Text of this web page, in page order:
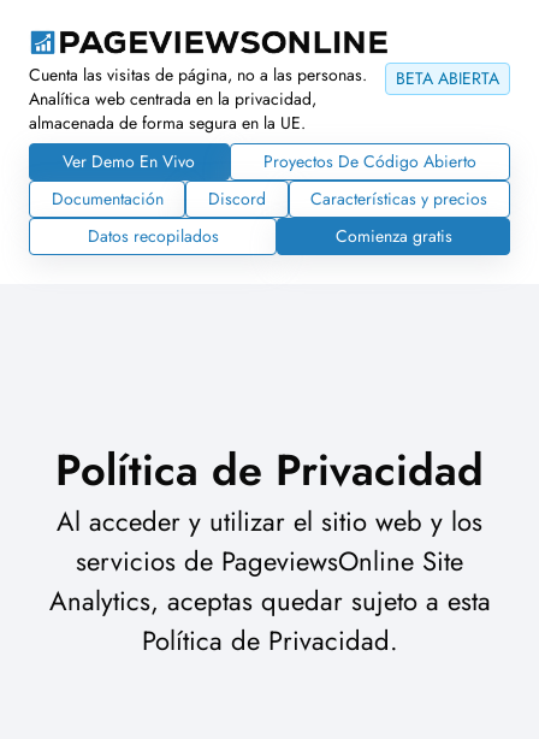
BETA ABIERTA
Cuenta las visitas de página, no a las personas.
Analítica web centrada en la privacidad,
almacenada de forma segura en la UE.
Ver Demo En Vivo
Proyectos De Código Abierto
Documentación
Discord
Características y precios
Datos recopilados
Comienza gratis
Política de Privacidad
Al acceder y utilizar el sitio web y los
servicios de PageviewsOnline Site
Analytics, aceptas quedar sujeto a esta
Política de Privacidad.